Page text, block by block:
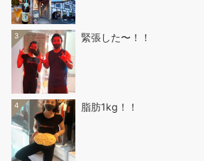
3 緊張した〜！！
4 脂肪1kg！！